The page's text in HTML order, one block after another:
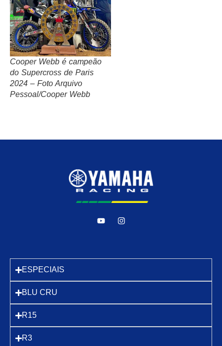
Cooper Webb é campeão
do Supercross de Paris
2024 – Foto Arquivo
Pessoal/Cooper Webb
ESPECIAIS
BLU CRU
R15
R3